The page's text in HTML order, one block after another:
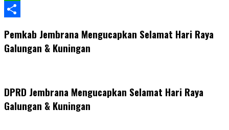
WhatsApp
Pemkab Jembrana Mengucapkan Selamat Hari Raya
Galungan & Kuningan
DPRD Jembrana Mengucapkan Selamat Hari Raya
Galungan & Kuningan